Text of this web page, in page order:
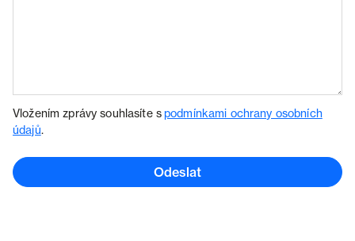
Vložením zprávy souhlasíte spodmínkami ochrany osobních
údajů.
Odeslat